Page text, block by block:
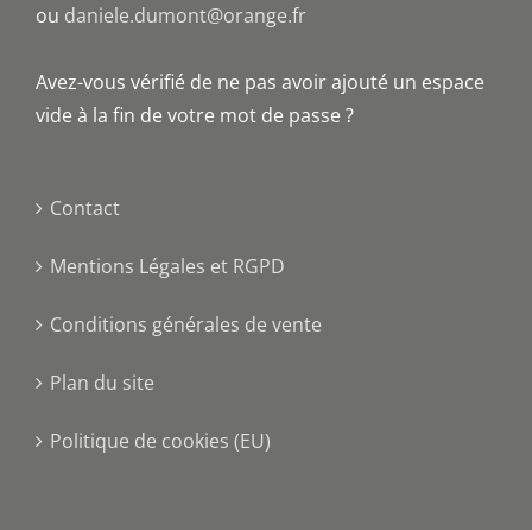
ou daniele.dumont@orange.fr
Avez-vous vérifié de ne pas avoir ajouté un espace
vide à la fin de votre mot de passe ?
Contact
Mentions Légales et RGPD
Conditions générales de vente
Plan du site
Politique de cookies (EU)